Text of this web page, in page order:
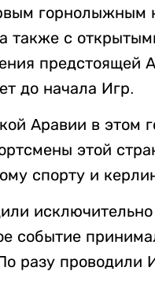
горнолыжным
также с
предстоящей
до начала Игр.
Аравии в этом
этой
спорту и
событие
разу